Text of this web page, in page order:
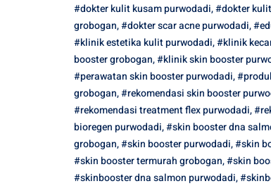
#dokter kulit kusam purwodadi,#dokter
grobogan,#dokter scar acne purwodadi,
#klinik estetika kulit purwodadi,#klinik
booster grobogan,#klinik skin booster
#perawatan skin booster purwodadi,
grobogan,#rekomendasi skin booster
#rekomendasi treatment flex purwodadi,
bioregen purwodadi,#skin booster dna
grobogan,#skin booster purwodadi,#skin
#skin booster termurah grobogan,#skin
#skinbooster dna salmon purwodadi,